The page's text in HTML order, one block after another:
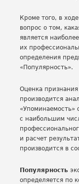
Кроме того, в
вопрос о том,
является
их
определения
«Популярность».
Оценка
производится
«Упоминаемость»
с наибольшим
и расчет
производится в
Популярность
определяется по